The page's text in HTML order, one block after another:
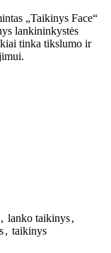
„Taikinys Face“
lankininkystės
tinka tikslumo ir
, lanko taikinys,
, taikinys